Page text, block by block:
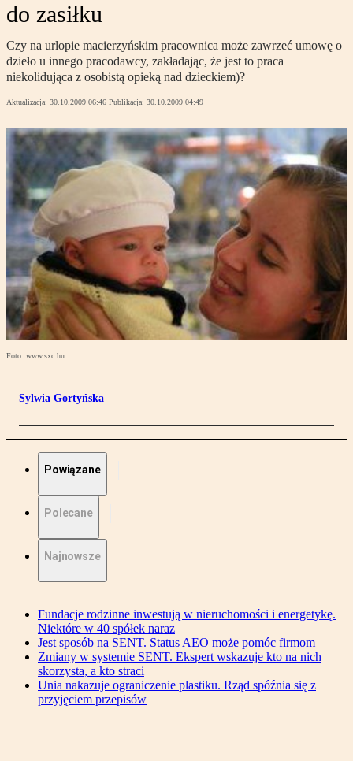
do zasiłku
Czy na urlopie macierzyńskim pracownica może zawrzeć umowę o
dzieło u innego pracodawcy, zakładając, że jest to praca
niekolidująca z osobistą opieką nad dzieckiem)?
Aktualizacja: 30.10.2009 06:46 Publikacja: 30.10.2009 04:49
Foto: www.sxc.hu
Sylwia Gortyńska
Powiązane
Polecane
Najnowsze
Fundacje rodzinne inwestują w nieruchomości i energetykę.
Niektóre w 40 spółek naraz
Jest sposób na SENT. Status AEO może pomóc firmom
Zmiany w systemie SENT. Ekspert wskazuje kto na nich
skorzysta, a kto straci
Unia nakazuje ograniczenie plastiku. Rząd spóźnia się z
przyjęciem przepisów